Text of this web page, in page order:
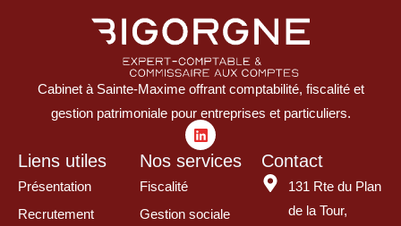
Cabinet à Sainte-Maxime offrant comptabilité, fiscalité et
gestion patrimoniale pour entreprises et particuliers.
Liens utiles
Présentation
Recrutement
Nos services
Fiscalité
Gestion sociale
Contact
131 Rte du Plan
de la Tour,